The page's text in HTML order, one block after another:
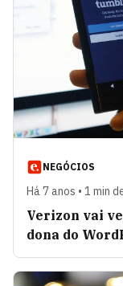
NEGÓCIOS
Há 7 anos • 1 min
Verizon vai
dona do